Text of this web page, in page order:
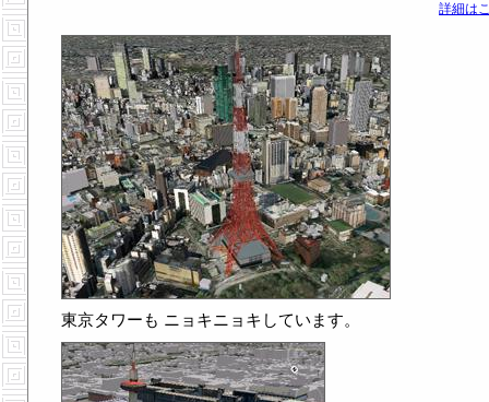
詳細は
東京タワーも ニョキニョキしています。